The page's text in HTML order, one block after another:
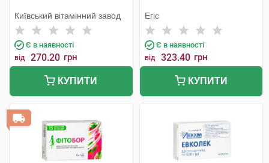
Київський вітамінний завод
Є в наявності
від 270.20 грн
КУПИТИ
Егіс
Є в наявності
від 323.40 грн
КУПИТИ